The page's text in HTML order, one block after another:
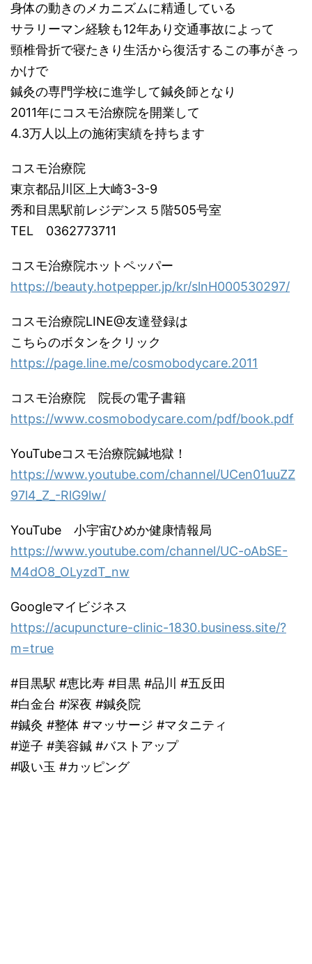
身体の動きのメカニズムに精通している
サラリーマン経験も12年あり交通事故によって
頸椎骨折で寝たきり生活から復活するこの事がきっ
かけで
鍼灸の専門学校に進学して鍼灸師となり
2011年にコスモ治療院を開業して
4.3万人以上の施術実績を持ちます
コスモ治療院
東京都品川区上大崎3-3-9
秀和目黒駅前レジデンス５階505号室
TEL 0362773711
コスモ治療院ホットペッパー
https://beauty.hotpepper.jp/kr/slnH000530297/
コスモ治療院LINE@友達登録は
こちらのボタンをクリック
https://page.line.me/cosmobodycare.2011
コスモ治療院 院長の電子書籍
https://www.cosmobodycare.com/pdf/book.pdf
YouTubeコスモ治療院鍼地獄！
https://www.youtube.com/channel/UCen01uuZZ
97l4_Z_-RlG9lw/
YouTube 小宇宙ひめか健康情報局
https://www.youtube.com/channel/UC-oAbSE-
M4dO8_OLyzdT_nw
Googleマイビジネス
https://acupuncture-clinic-1830.business.site/?
m=true
#目黒駅 #恵比寿 #目黒 #品川 #五反田
#白金台 #深夜 #鍼灸院
#鍼灸 #整体 #マッサージ #マタニティ
#逆子 #美容鍼 #バストアップ
#吸い玉 #カッピング